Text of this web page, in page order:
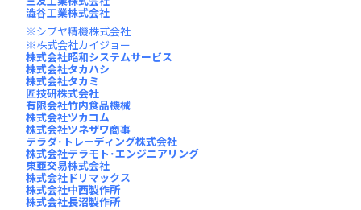
澁谷工業株式会社
シブヤ精機株式会社
株式会社カイジョー
株式会社昭和システムサービス
株式会社タカハシ
株式会社タカミ
匠技研株式会社
有限会社竹内食品機械
株式会社ツカコム
株式会社ツネザワ商事
テラダ･トレーディング株式会社
株式会社テラモト･エンジニアリング
東亜交易株式会社
株式会社ドリマックス
株式会社中西製作所
株式会社長沼製作所